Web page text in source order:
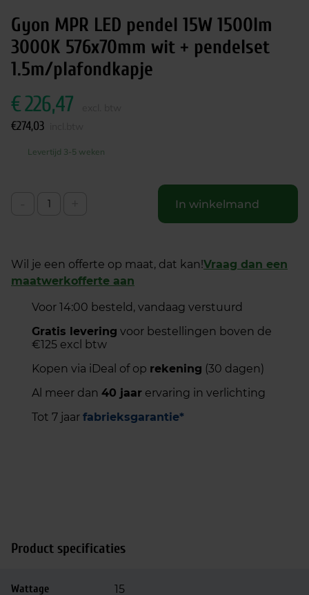
Gyon MPR LED pendel 15W 1500lm
3000K 576x70mm wit + pendelset
1.5m/plafondkapje
€226,47
€274,03
Levertijd 3-5 weken
In winkelmand
Wil je een offerte op maat, dat kan!Vraag dan een
maatwerkofferte aan
Voor 14:00 besteld, vandaag verstuurd
Gratis levering voor bestellingen boven de
€125 excl btw
Kopen via iDeal of op rekening (30 dagen)
Al meer dan 40 jaar ervaring in verlichting
Tot 7 jaar fabrieksgarantie*
Product specificaties
Wattage 15